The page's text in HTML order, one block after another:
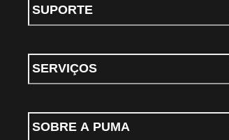
SUPORTE
SERVIÇOS
SOBRE A PUMA